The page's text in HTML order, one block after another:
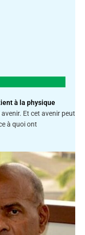
à la physique
Et cet avenir peut
à quoi ont